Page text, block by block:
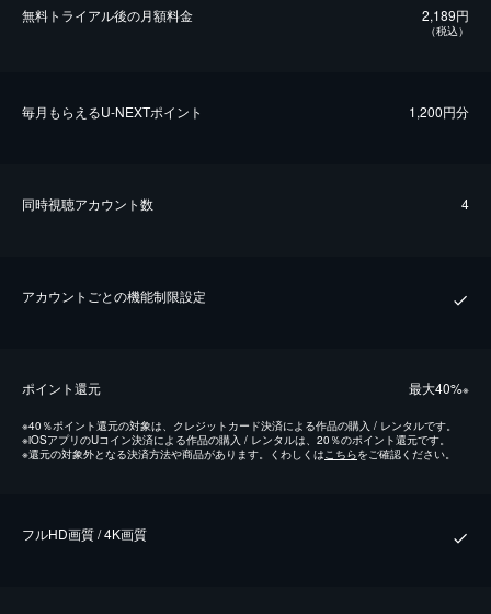
無料トライアル後の⽉額料金 2,189円
（税込）
毎⽉もらえるU-NEXTポイント 1,200円分
同時視聴アカウント数 4
アカウントごとの機能制限設定
ポイント還元 最⼤40%※
※40％ポイント還元の対象は、クレジットカード決済による作品の購入 / レンタルです。
※iOSアプリのUコイン決済による作品の購入 / レンタルは、20％のポイント還元です。
※還元の対象外となる決済方法や商品があります。くわしくは こちらをご確認ください。
フルHD画質 / 4K画質